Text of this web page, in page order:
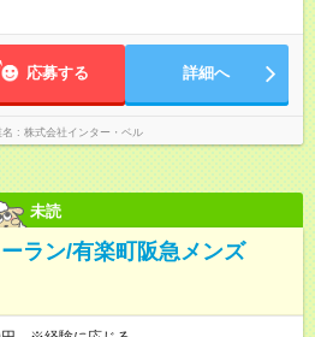
ほぼありません 早番・遅番の2交
応募する 詳細へ
株式会社インター・ベル
未読
ラン/有楽町阪急メンズ